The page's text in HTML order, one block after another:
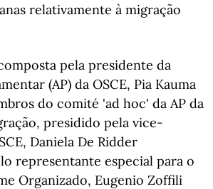
relativamente à migração
pela presidente da
(AP) da OSCE, Pia Kauma
do comité 'ad hoc' da AP da
presidido pela vice-
Daniela De Ridder
representante especial para o
Organizado, Eugenio Zoffili